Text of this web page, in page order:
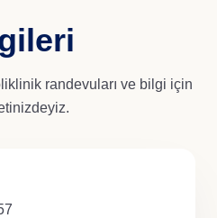
randevuları ve bilgi için